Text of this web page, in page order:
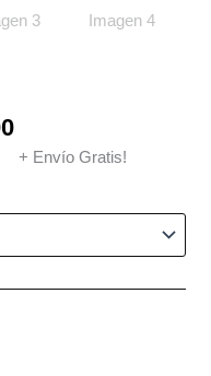
$ 89.450,00.
+ Envío Gratis!